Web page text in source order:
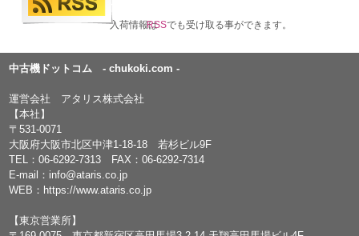
入荷情報はRSSでも受け取る事ができます。
中古機ドットコム - chukoki.com -
運営会社 アタリス株式会社
【本社】
〒531-0071
大阪府大阪市北区中津1-18-18 若杉ビル9F
TEL：06-6292-7313 FAX：06-6292-7314
E-mail： info@ataris.co.jp
WEB： https://www.ataris.co.jp
【東京営業所】